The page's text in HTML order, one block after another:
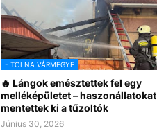
- TOLNA VÁRMEGYE
🔥 Lángok emésztettek fel egy
melléképületet – haszonállatokat
mentettek ki a tűzoltók
Június 30, 2026